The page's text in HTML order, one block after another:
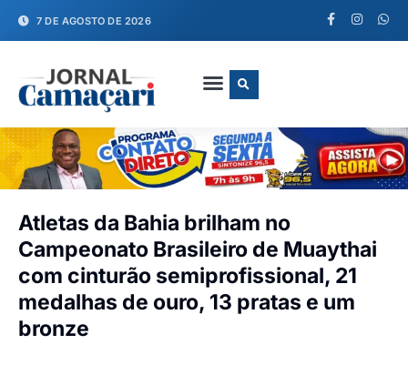
7 DE AGOSTO DE 2026
Atletas da Bahia brilham no
Campeonato Brasileiro de Muaythai
com cinturão semiprofissional, 21
medalhas de ouro, 13 pratas e um
bronze